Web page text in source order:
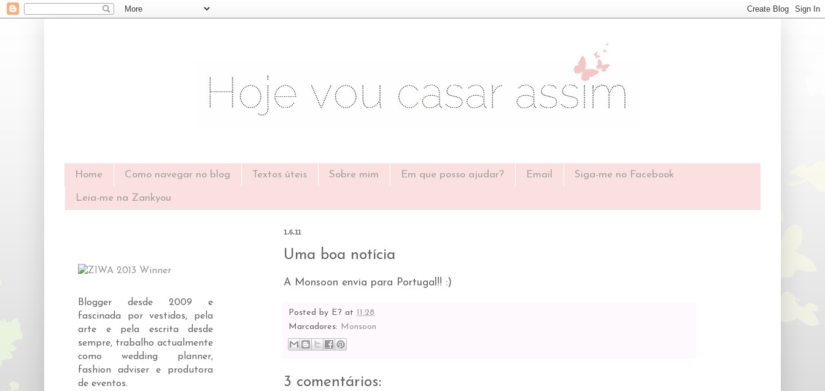
Home Como navegar no blog Textos úteis Sobre mim Em que posso ajudar? Email Siga-me no Facebook
Leia-me na Zankyou
1.6.11
Uma boa notícia
A Monsoon envia para Portugal!! :)
Posted by E? at 11:28
Marcadores: Monsoon
3 comentários:
Blogger desde 2009 e
fascinada por vestidos, pela
arte e pela escrita desde
sempre, trabalho actualmente
como wedding planner,
fashion adviser e produtora
de eventos.